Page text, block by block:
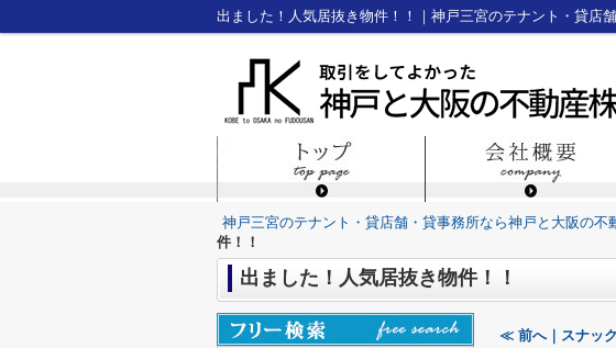
出ました！人気居抜き物件！！｜神戸三宮のテナント・貸店
神戸三宮のテナント・貸店舗・貸事務所なら神戸と大阪の不
件！！
出ました！人気居抜き物件！！
≪ 前へ｜スナッ